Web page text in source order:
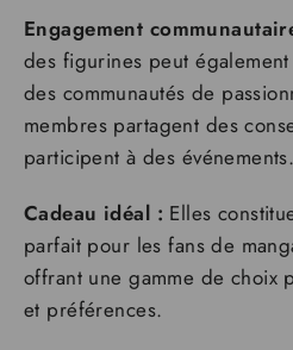
Engagement
des figurines peut
des communautés de
membres partagent des
participent à des événements.
Cadeau idéal : Elles
parfait pour les fans de
offrant une gamme de choix
et préférences.